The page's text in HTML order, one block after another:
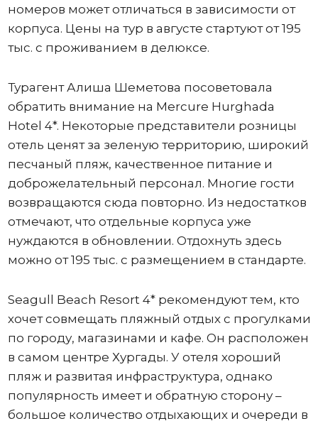
номеров может отличаться в зависимости от
корпуса. Цены на тур в августе стартуют от 195
тыс. с проживанием в делюксе.
Турагент Алиша Шеметова посоветовала
обратить внимание на Mercure Hurghada
Hotel 4*. Некоторые представители розницы
отель ценят за зеленую территорию, широкий
песчаный пляж, качественное питание и
доброжелательный персонал. Многие гости
возвращаются сюда повторно. Из недостатков
отмечают, что отдельные корпуса уже
нуждаются в обновлении. Отдохнуть здесь
можно от 195 тыс. с размещением в стандарте.
Seagull Beach Resort 4* рекомендуют тем, кто
хочет совмещать пляжный отдых с прогулками
по городу, магазинами и кафе. Он расположен
в самом центре Хургады. У отеля хороший
пляж и развитая инфраструктура, однако
популярность имеет и обратную сторону –
большое количество отдыхающих и очереди в